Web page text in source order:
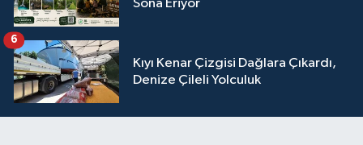
Sona Eriyor
Kıyı Kenar Çizgisi Dağlara Çıkardı,
Denize Çileli Yolculuk
6